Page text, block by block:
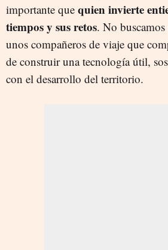
importante que quien invierte
tiempos y sus retos. No
unos compañeros de viaje que
de construir una tecnología útil,
con el desarrollo del territorio.